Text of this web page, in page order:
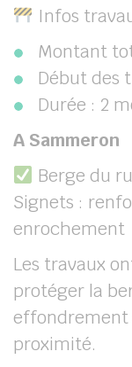
Infos
Montant
Début des
Durée : 2
A Sammeron
Berge du
Signets :
enrochement
Les travaux
protéger la
effondrement
proximité.